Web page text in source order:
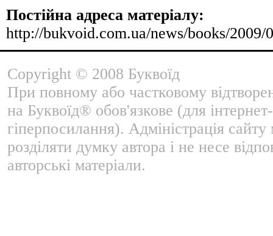
Постійна адреса матеріалу:
http://bukvoid.com.ua/news/books/2009/
Copyright © 2008 Буквоїд
При повному або частковому
на Буквоїд® обов'язкове (для
гіперпосилання). Адміністрація
розділяти думку автора і не несе
авторські матеріали.